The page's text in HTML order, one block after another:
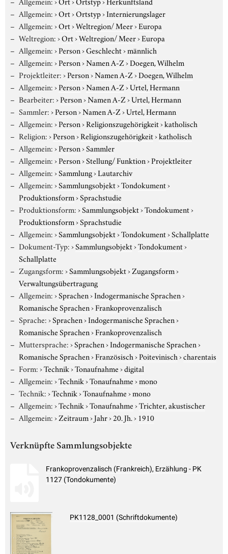
Allgemein:›Ort›Ortstyp›Internierungslager
Allgemein:›Ort›Weltregion/ Meer›Europa
Weltregion:›Ort›Weltregion/ Meer›Europa
Allgemein:›Person›Geschlecht›männlich
Allgemein:›Person›Namen A-Z›Doegen, Wilhelm
Projektleiter:›Person›Namen A-Z›Doegen, Wilhelm
Allgemein:›Person›Namen A-Z›Urtel, Hermann
Bearbeiter:›Person›Namen A-Z›Urtel, Hermann
Sammler:›Person›Namen A-Z›Urtel, Hermann
Allgemein:›Person›Religionszugehörigkeit›katholisch
Religion:›Person›Religionszugehörigkeit›katholisch
Allgemein:›Person›Sammler
Allgemein:›Person›Stellung/ Funktion›Projektleiter
Allgemein:›Sammlung›Lautarchiv
Allgemein:›Sammlungsobjekt›Tondokument›
Produktionsform›Sprachstudie
Produktionsform:›Sammlungsobjekt›Tondokument›
Produktionsform›Sprachstudie
Allgemein:›Sammlungsobjekt›Tondokument›Schallplatte
Dokument-Typ:›Sammlungsobjekt›Tondokument›
Schallplatte
Zugangsform:›Sammlungsobjekt›Zugangsform›
Verwaltungsübertragung
Allgemein:›Sprachen›Indogermanische Sprachen›
Romanische Sprachen›Frankoprovenzalisch
Sprache:›Sprachen›Indogermanische Sprachen›
Romanische Sprachen›Frankoprovenzalisch
Muttersprache:›Sprachen›Indogermanische Sprachen›
Romanische Sprachen›Französisch›Poitevinisch›charentais
Form:›Technik›Tonaufnahme›digital
Allgemein:›Technik›Tonaufnahme›mono
Technik:›Technik›Tonaufnahme›mono
Allgemein:›Technik›Tonaufnahme›Trichter, akustischer
Allgemein:›Zeitraum›Jahr›20. Jh.› 1910
Verknüpfte Sammlungsobjekte
Frankoprovenzalisch (Frankreich), Erzählung - PK
1127 (Tondokumente)
PK1128_0001 (Schriftdokumente)